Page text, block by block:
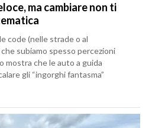
ma cambiare non ti
code (nelle strade o al
subiamo spesso percezioni
mostra che le auto a guida
gli “ingorghi fantasma”